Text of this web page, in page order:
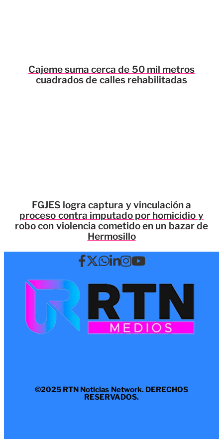
Cajeme suma cerca de 50 mil metros
cuadrados de calles rehabilitadas
FGJES logra captura y vinculación a
proceso contra imputado por homicidio y
robo con violencia cometido en un bazar de
Hermosillo
©2025 RTN Noticias Network. DERECHOS
RESERVADOS.